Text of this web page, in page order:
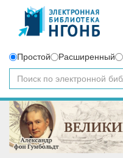
Простой Расширенный